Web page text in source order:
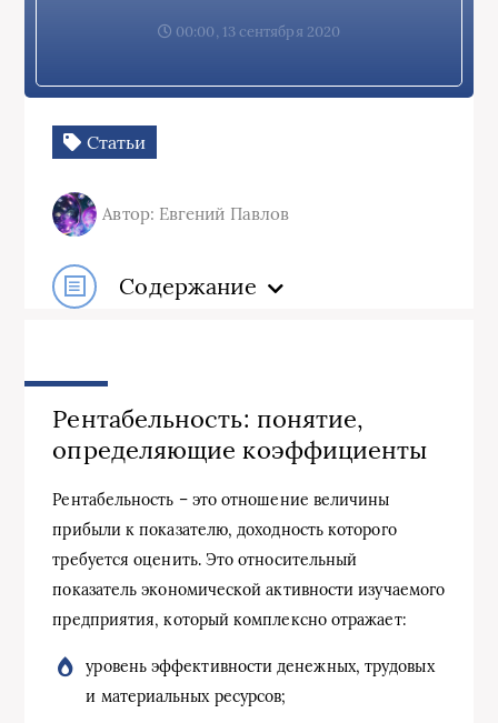
00:00, 13 сентября 2020
Статьи
Автор: Евгений Павлов
Содержание
Рентабельность: понятие,
определяющие коэффициенты
Рентабельность – это отношение величины
прибыли к показателю, доходность которого
требуется оценить. Это относительный
показатель экономической активности изучаемого
предприятия, который комплексно отражает:
уровень эффективности денежных, трудовых
и материальных ресурсов;